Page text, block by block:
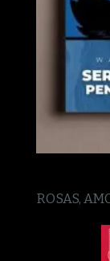
ROSAS,